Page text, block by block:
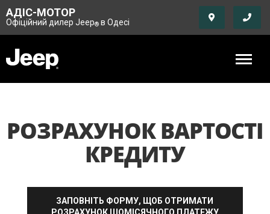
АДІС-МОТОР
Офіційний дилер Jeep® в Одесі
РОЗРАХУНОК ВАРТОСТІ
КРЕДИТУ